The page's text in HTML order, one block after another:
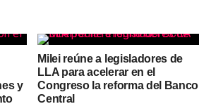
y
Milei reúne a legisladores de
LLA para acelerar en el
Congreso la reforma del Banco
Central